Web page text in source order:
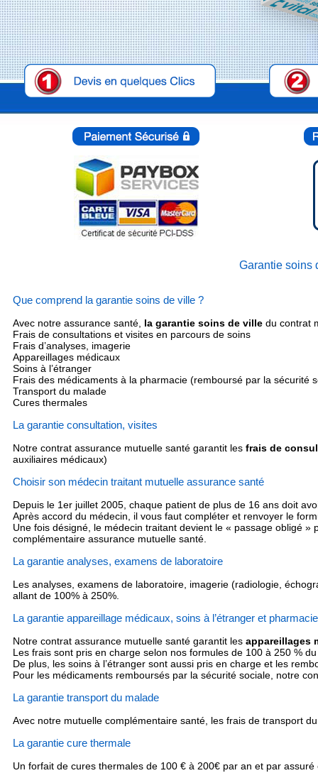
Garantie soins
Que comprend la garantie soins de ville ?
Avec notre assurance santé, la garantie soins de ville du contrat
Frais de consultations et visites en parcours de soins
Frais d’analyses, imagerie
Appareillages médicaux
Soins à l’étranger
Frais des médicaments à la pharmacie (remboursé par la sécurité
Transport du malade
Cures thermales
La garantie consultation, visites
Notre contrat assurance mutuelle santé garantit les frais de
auxiliaires médicaux)
Choisir son médecin traitant mutuelle assurance santé
Depuis le 1er juillet 2005, chaque patient de plus de 16 ans doit
Après accord du médecin, il vous faut compléter et renvoyer le
Une fois désigné, le médecin traitant devient le « passage obligé
complémentaire assurance mutuelle santé.
La garantie analyses, examens de laboratoire
Les analyses, examens de laboratoire, imagerie (radiologie,
allant de 100% à 250%.
La garantie appareillage médicaux, soins à l’étranger et pharmacie
Notre contrat assurance mutuelle santé garantit les appareillages
Les frais sont pris en charge selon nos formules de 100 à 250 %
De plus, les soins à l’étranger sont aussi pris en charge et les
Pour les médicaments remboursés par la sécurité sociale, notre
La garantie transport du malade
Avec notre mutuelle complémentaire santé, les frais de transport
La garantie cure thermale
Un forfait de cures thermales de 100 € à 200€ par an et par